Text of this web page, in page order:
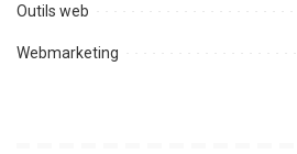
Outils web
Webmarketing